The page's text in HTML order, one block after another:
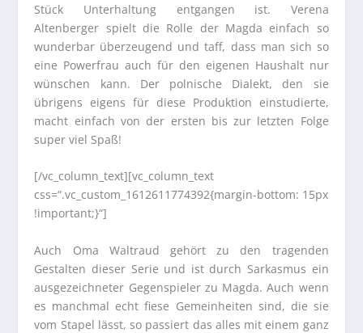
Stück Unterhaltung entgangen ist. Verena
Altenberger spielt die Rolle der Magda einfach so
wunderbar überzeugend und taff, dass man sich so
eine Powerfrau auch für den eigenen Haushalt nur
wünschen kann. Der polnische Dialekt, den sie
übrigens eigens für diese Produktion einstudierte,
macht einfach von der ersten bis zur letzten Folge
super viel Spaß!
[/vc_column_text][vc_column_text
css=“.vc_custom_1612611774392{margin-bottom: 15px
!important;}“]
Auch Oma Waltraud gehört zu den tragenden
Gestalten dieser Serie und ist durch Sarkasmus ein
ausgezeichneter Gegenspieler zu Magda. Auch wenn
es manchmal echt fiese Gemeinheiten sind, die sie
vom Stapel lässt, so passiert das alles mit einem ganz